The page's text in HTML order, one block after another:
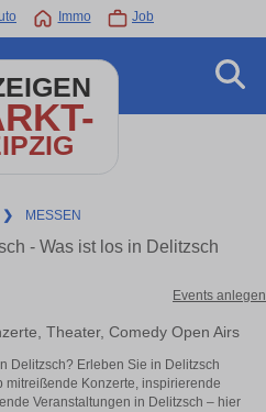
Immo Job
❯ MESSEN
- Was ist los in Delitzsch
Events anlegen
Theater, Comedy Open Airs
Delitzsch? Erleben Sie in Delitzsch
mitreißende Konzerte, inspirierende
Veranstaltungen in Delitzsch – hier